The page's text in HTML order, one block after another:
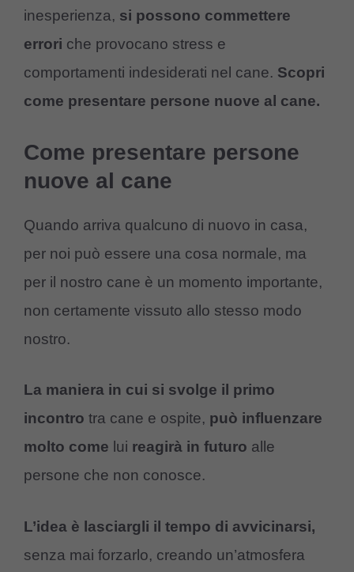
inesperienza, si possono commettere
errori che provocano stress e
comportamenti indesiderati nel cane. Scopri
come presentare persone nuove al cane.
Come presentare persone
nuove al cane
Quando arriva qualcuno di nuovo in casa,
per noi può essere una cosa normale, ma
per il nostro cane è un momento importante,
non certamente vissuto allo stesso modo
nostro.
La maniera in cui si svolge il primo
incontro tra cane e ospite, può influenzare
molto come lui reagirà in futuro alle
persone che non conosce.
L’idea è lasciargli il tempo di avvicinarsi,
senza mai forzarlo, creando un’atmosfera